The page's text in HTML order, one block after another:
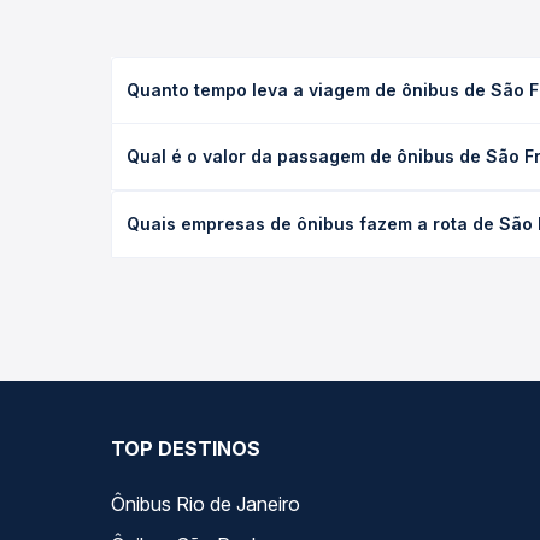
Quanto tempo leva a viagem de ônibus de São
executivo ou leito) e as condições de tráfego. Na
Qual é o valor da passagem de ônibus de São
poltrona e a antecedência da compra. Na Quero
Quais empresas de ônibus fazem a rota de
TOP DESTINOS
Ônibus Rio de Janeiro